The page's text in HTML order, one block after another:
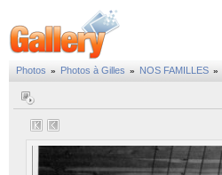
Photos » Photos à Gilles » NOS FAMILLES »